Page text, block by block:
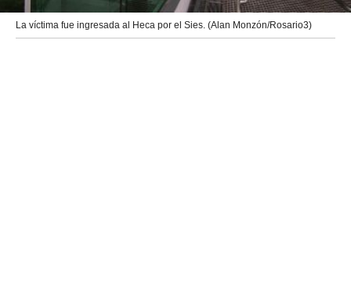
La víctima fue ingresada al Heca por el Sies. (Alan Monzón/Rosario3)